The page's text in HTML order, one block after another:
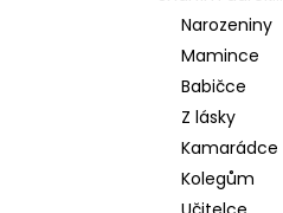
Narozeniny
Mamince
Babičce
Z lásky
Kamarádce
Kolegům